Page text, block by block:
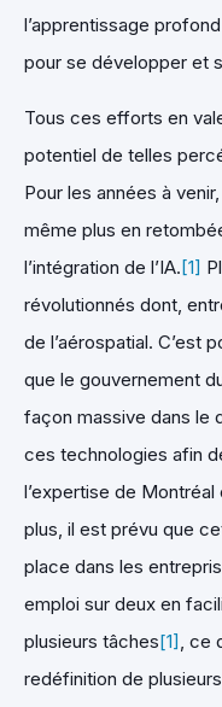
l’apprentissage
pour se développer et
Tous ces efforts en
potentiel de telles
Pour les années à
même plus en
l’intégration de l’IA.[1]
révolutionnés dont,
de l’aérospatial. C’est
que le gouvernement
façon massive dans le
ces technologies afin
l’expertise de
plus, il est prévu que
place dans les
emploi sur deux en
plusieurs tâches[1], ce
redéfinition de